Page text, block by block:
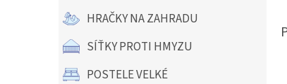
HRAČKY NA ZAHRADU
SÍŤKY PROTI HMYZU
POSTELE VELKÉ